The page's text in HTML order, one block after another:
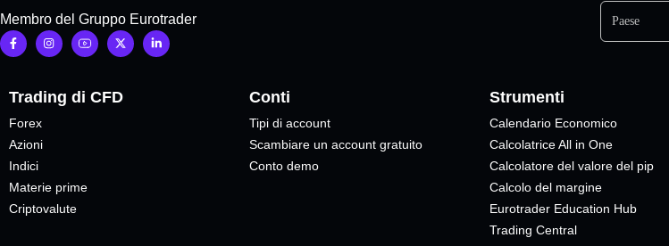
Membro del Gruppo Eurotrader Paese
Trading di CFD
Forex
Azioni
Indici
Materie prime
Criptovalute
Conti
Tipi di account
Scambiare un account gratuito
Conto demo
Strumenti
Calendario Economico
Calcolatrice All in One
Calcolatore del valore del pip
Calcolo del margine
Eurotrader Education Hub
Trading Central